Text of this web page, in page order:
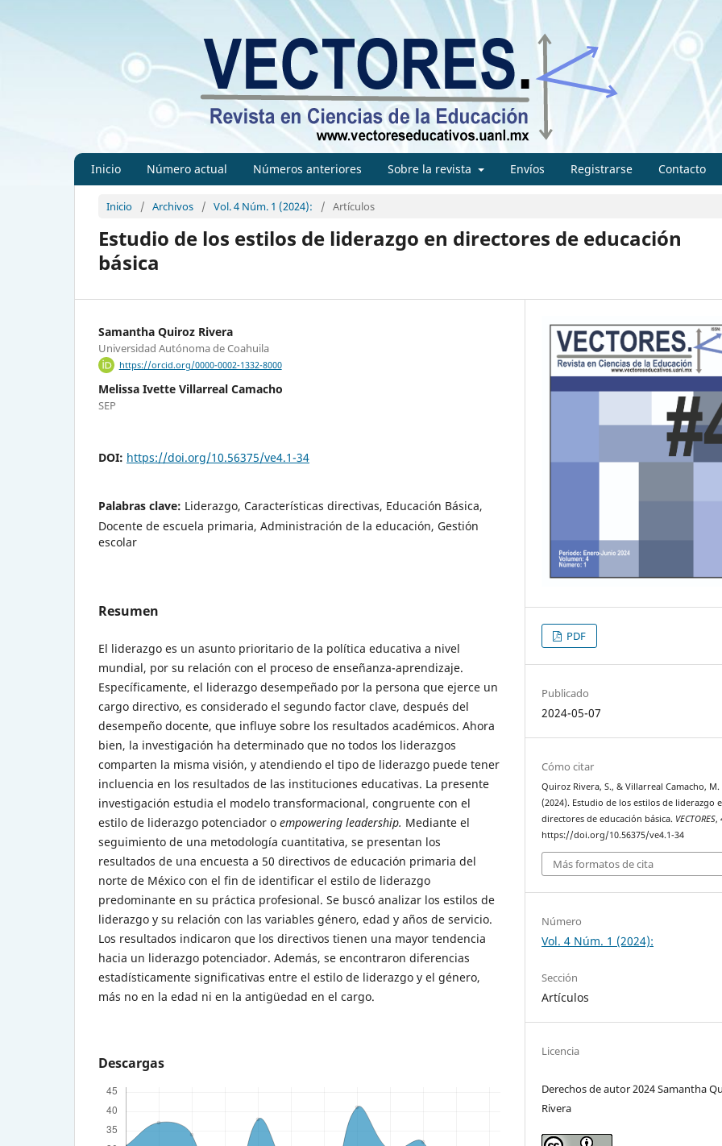
Inicio Número actual Números anteriores Sobre la revista Envíos Registrarse Contacto
Inicio / Archivos / Vol. 4 Núm. 1 (2024): / Artículos
Estudio de los estilos de liderazgo en directores de educación
básica
Samantha Quiroz Rivera
Universidad Autónoma de Coahuila
https://orcid.org/0000-0002-1332-8000
Melissa Ivette Villarreal Camacho
SEP
DOI: https://doi.org/10.56375/ve4.1-34
Palabras clave: Liderazgo, Características directivas, Educación Básica,
Docente de escuela primaria, Administración de la educación, Gestión
escolar
Resumen
El liderazgo es un asunto prioritario de la política educativa a nivel
mundial, por su relación con el proceso de enseñanza-aprendizaje.
Específicamente, el liderazgo desempeñado por la persona que ejerce un
cargo directivo, es considerado el segundo factor clave, después del
desempeño docente, que influye sobre los resultados académicos. Ahora
bien, la investigación ha determinado que no todos los liderazgos
comparten la misma visión, y atendiendo el tipo de liderazgo puede tener
incluencia en los resultados de las instituciones educativas. La presente
investigación estudia el modelo transformacional, congruente con el
estilo de liderazgo potenciador o empowering leadership. Mediante el
seguimiento de una metodología cuantitativa, se presentan los
resultados de una encuesta a 50 directivos de educación primaria del
norte de México con el fin de identificar el estilo de liderazgo
predominante en su práctica profesional. Se buscó analizar los estilos de
liderazgo y su relación con las variables género, edad y años de servicio.
Los resultados indicaron que los directivos tienen una mayor tendencia
hacia un liderazgo potenciador. Además, se encontraron diferencias
estadísticamente significativas entre el estilo de liderazgo y el género,
más no en la edad ni en la antigüedad en el cargo.
Descargas
PDF
Publicado
2024-05-07
Cómo citar
Quiroz Rivera, S., & Villarreal Camacho, M.
(2024). Estudio de los estilos de liderazgo
directores de educación básica. VECTORES,
https://doi.org/10.56375/ve4.1-34
Más formatos de cita
Número
Vol. 4 Núm. 1 (2024):
Sección
Artículos
Licencia
Derechos de autor 2024 Samantha
Rivera